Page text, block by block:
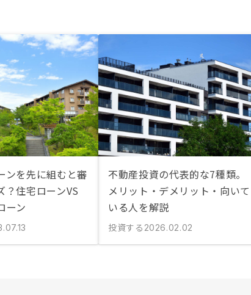
ンを先に組むと審
？住宅ローンVS
ーン
不動産投資の代表的な7種類。
メリット・デメリット・向いて
いる人を解説
投資する 2026.02.02